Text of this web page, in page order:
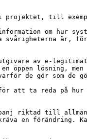
i projektet, till
om hur
svårigheterna är,
utgivare av e-
öppen lösning,
de gör som de
för att ta reda på hur
riktad till
en förändring.